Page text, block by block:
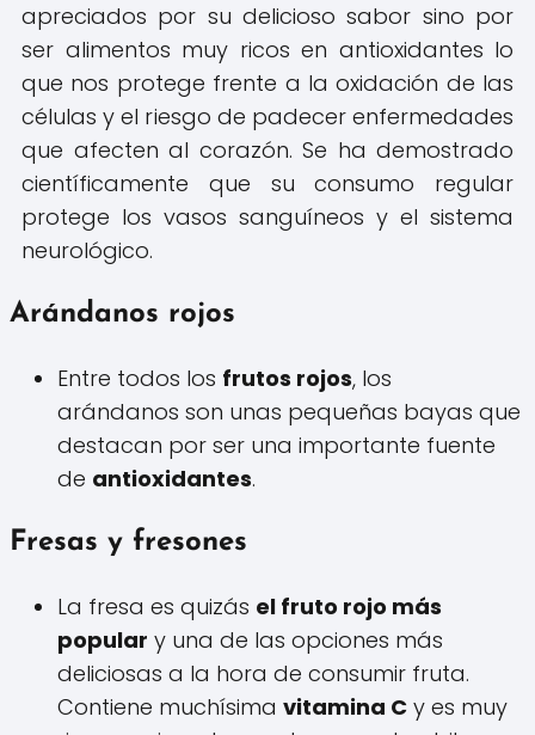
apreciados por su delicioso sabor sino por
ser alimentos muy ricos en antioxidantes lo
que nos protege frente a la oxidación de las
células y el riesgo de padecer enfermedades
que afecten al corazón. Se ha demostrado
científicamente que su consumo regular
protege los vasos sanguíneos y el sistema
neurológico.
Arándanos rojos
Entre todos los frutos rojos, los
arándanos son unas pequeñas bayas que
destacan por ser una importante fuente
de antioxidantes.
Fresas y fresones
La fresa es quizás el fruto rojo más
popular y una de las opciones más
deliciosas a la hora de consumir fruta.
Contiene muchísima vitamina C y es muy